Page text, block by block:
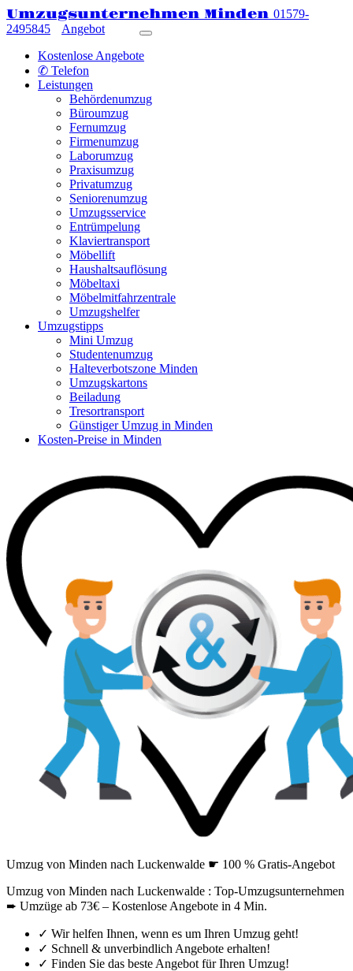
Umzugsunternehmen Minden 01579-
2495845
Angebot
Kostenlose Angebote
✆ Telefon
Leistungen
Behördenumzug
Büroumzug
Fernumzug
Firmenumzug
Laborumzug
Praxisumzug
Privatumzug
Seniorenumzug
Umzugsservice
Entrümpelung
Klaviertransport
Möbellift
Haushaltsauflösung
Möbeltaxi
Möbelmitfahrzentrale
Umzugshelfer
Umzugstipps
Mini Umzug
Studentenumzug
Halteverbotszone Minden
Umzugskartons
Beiladung
Tresortransport
Günstiger Umzug in Minden
Kosten-Preise in Minden
Umzug von Minden nach Luckenwalde ☛ 100 % Gratis-Angebot
Umzug von Minden nach Luckenwalde : Top-Umzugsunternehmen
➨ Umzüge ab 73€ – Kostenlose Angebote in 4 Min.
✓ Wir helfen Ihnen, wenn es um Ihren Umzug geht!
✓ Schnell & unverbindlich Angebote erhalten!
✓ Finden Sie das beste Angebot für Ihren Umzug!